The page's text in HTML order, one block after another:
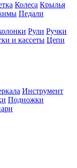
Колеса Крылья
Педали
Рули Ручки
и кассеты Цепи
Инструмент
Подножки